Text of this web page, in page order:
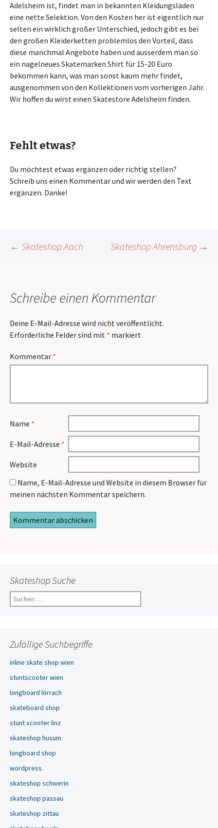
Adelsheim ist, findet man in bekannten Kleidungsläden
eine nette Selektion. Von den Kosten her ist eigentlich nur
selten ein wirklich großer Unterschied, jedoch gibt es bei
den großen Kleiderketten problemlos den Vorteil, dass
diese manchmal Angebote haben und ausserdem man so
ein nagelneues Skatemarken Shirt für 15-20 Euro
bekommen kann, was man sonst kaum mehr findet,
ausgenommen von den Kollektionen vom vorherigen Jahr.
Wir hoffen du wirst einen Skatestore Adelsheim finden.
Fehlt etwas?
Du möchtest etwas ergänzen oder richtig stellen?
Schreib uns einen Kommentar und wir werden den Text
ergänzen. Danke!
Beitragsnavigation
← Skateshop Aach Skateshop Ahrensburg →
Schreibe einen Kommentar
Deine E-Mail-Adresse wird nicht veröffentlicht.
Erforderliche Felder sind mit * markiert
Kommentar *
Name *
E-Mail-Adresse *
Website
Name, E-Mail-Adresse und Website in diesem Browser für
meinen nächsten Kommentar speichern.
Skateshop Suche
Suchen
nach:
Zufällige Suchbegriffe
inline skate shop wien
stuntscooter wien
longboard lörrach
skateboard shop
stunt scooter linz
skateshop husum
longboard shop
wordpress
skateshop schwerin
skateshop passau
skateshop zittau